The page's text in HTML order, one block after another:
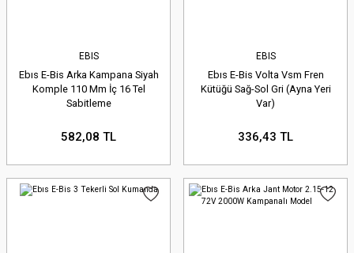
EBIS
Ebıs E-Bis Arka Kampana Siyah
Komple 110 Mm İç 16 Tel
Sabitleme
582,08 TL
EBIS
Ebıs E-Bis Volta Vsm Fren
Kütüğü Sağ-Sol Gri (Ayna Yeri
Var)
336,43 TL